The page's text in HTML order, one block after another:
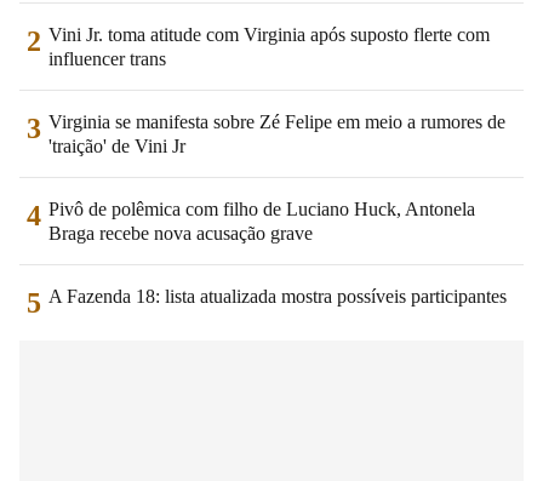
2 Vini Jr. toma atitude com Virginia após suposto flerte com
influencer trans
3 Virginia se manifesta sobre Zé Felipe em meio a rumores de
'traição' de Vini Jr
4 Pivô de polêmica com filho de Luciano Huck, Antonela
Braga recebe nova acusação grave
5 A Fazenda 18: lista atualizada mostra possíveis participantes